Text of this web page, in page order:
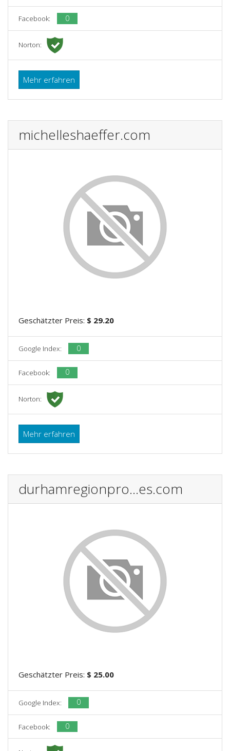
Facebook: 0
Norton:
Mehr erfahren
michelleshaeffer.com
Geschätzter Preis: $ 29.20
Google Index: 0
Facebook: 0
Norton:
Mehr erfahren
durhamregionpro...es.com
Geschätzter Preis: $ 25.00
Google Index: 0
Facebook: 0